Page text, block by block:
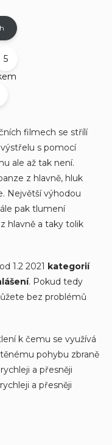
5
filmech se střílí
s pomocí
ale až tak není.
z hlavně, hluk
Největší výhodou
pak tlumení
hlavně a taky tolik
1.2 2021 kategorií
. Pokud tedy
bez problémů
k čemu se využívá
pohybu zbraně
a přesněji
a přesněji